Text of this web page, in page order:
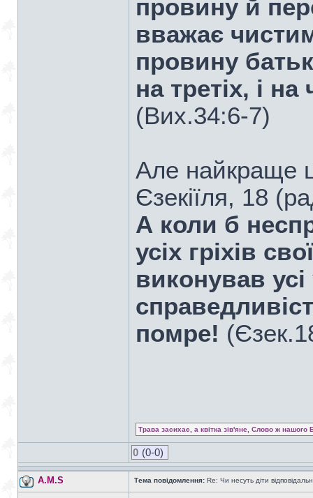
провину й
вважає
провину
на третіх, і
(Вих.34:6-7)
Але найкраще
Єзекіїля, 18
А коли б
усіх гріхів
виконував
помре!
Трава засихає, а квітка зів'яне, Слово ж нашого
0 (0-0)
A.M.S Тема повідомлення: Re: Чи несуть діти